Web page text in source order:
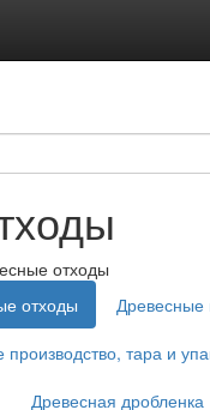
отходы
отходы Древесные
тара и
Древесная дробленка